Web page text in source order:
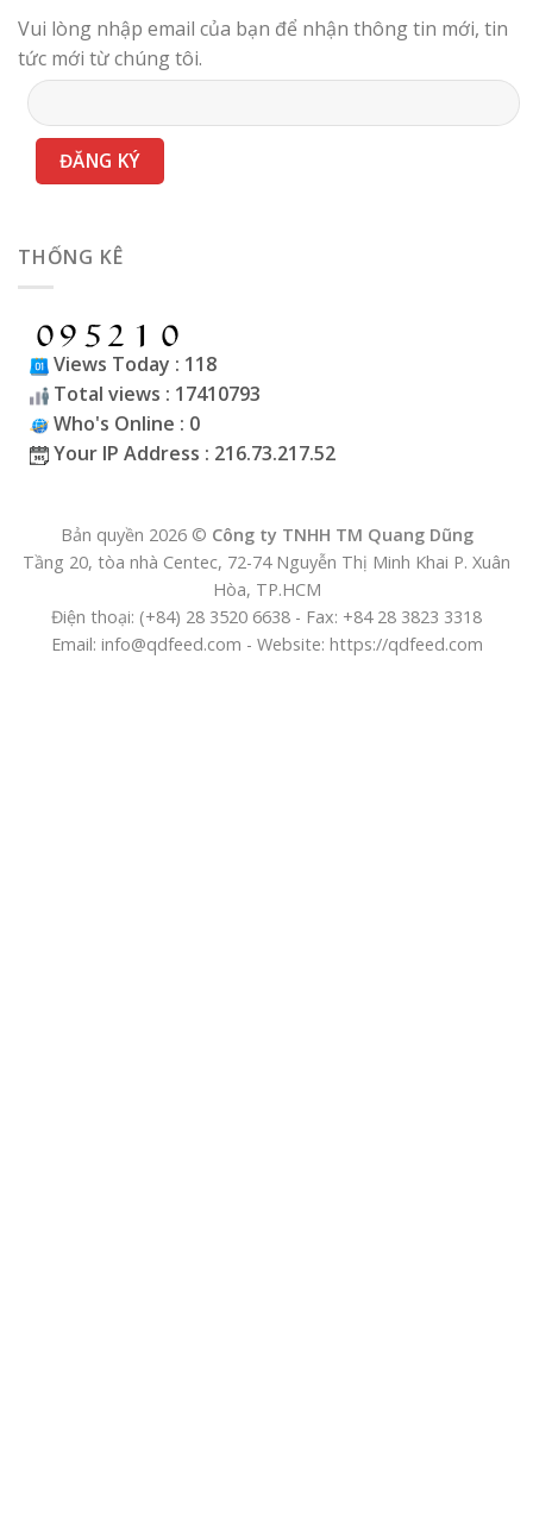
Vui lòng nhập email của bạn để nhận thông tin mới, tin
tức mới từ chúng tôi.
THỐNG KÊ
Views Today : 118
Total views : 17410793
Who's Online : 0
Your IP Address : 216.73.217.52
Bản quyền 2026 © Công ty TNHH TM Quang Dũng
Tầng 20, tòa nhà Centec, 72-74 Nguyễn Thị Minh Khai P. Xuân
Hòa, TP.HCM
Điện thoại: (+84) 28 3520 6638 - Fax: +84 28 3823 3318
Email: info@qdfeed.com - Website: https://qdfeed.com